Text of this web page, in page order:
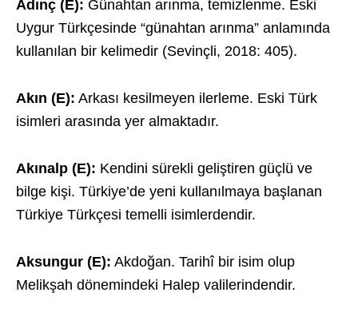
Adınç (E): Günahtan arınma, temizlenme. Eski
Uygur Türkçesinde “günahtan arınma” anlamında
kullanılan bir kelimedir (Sevinçli, 2018: 405).
Akın (E): Arkası kesilmeyen ilerleme. Eski Türk
isimleri arasında yer almaktadır.
Akınalp (E): Kendini sürekli geliştiren güçlü ve
bilge kişi. Türkiye’de yeni kullanılmaya başlanan
Türkiye Türkçesi temelli isimlerdendir.
Aksungur (E): Akdoğan. Tarihî bir isim olup
Melikşah dönemindeki Halep valilerindendir.